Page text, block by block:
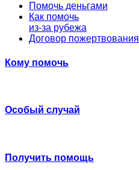
Помочь деньгами
Как помочь
из-за рубежа
Договор пожертвования
Кому помочь
Особый случай
Получить помощь